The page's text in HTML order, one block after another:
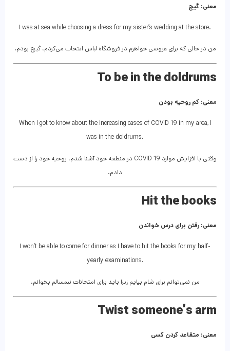
معنی: گیج
I was at sea while choosing a dress for my sister’s wedding at the store.
من در حالی که برای عروسی خواهرم در فروشگاه لباس انتخاب می‌کردم، گیج بودم.
To be in the doldrums
معنی: کم روحیه بودن
When I got to know about the increasing cases of COVID 19 in my area, I
was in the doldrums.
وقتی با افزایش موارد COVID 19 در منطقه خود آشنا شدم، روحیه خود را از دست
دادم.
Hit the books
معنی: رفتن برای درس خواندن
I won’t be able to come for dinner as I have to hit the books for my half-
yearly examinations.
من نمی‌توانم برای شام بیایم زیرا باید برای امتحانات نیمسالم بخوانم.
Twist someone’s arm
معنی: متقاعد کردن کسی